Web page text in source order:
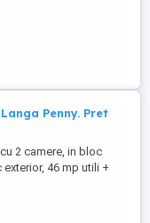
de 8 mp. Centrala
prin
Penny. Pret
2 camere, in bloc
46 mp utili +
la cheie cu materiale
termica proprie cu
si termostate de